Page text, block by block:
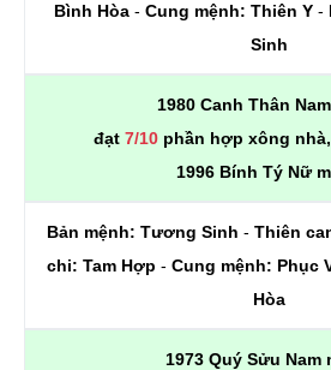
Bình Hòa - Cung mệnh: Thiên Y -
Sinh
1980 Canh Thân
đạt 7/10phần hợp xông
1996 Bính Tý Nữ
Bản mệnh: Tương Sinh - Thiên
chi: Tam Hợp - Cung mệnh: Phục
Hòa
1973 Quý Sửu Nam